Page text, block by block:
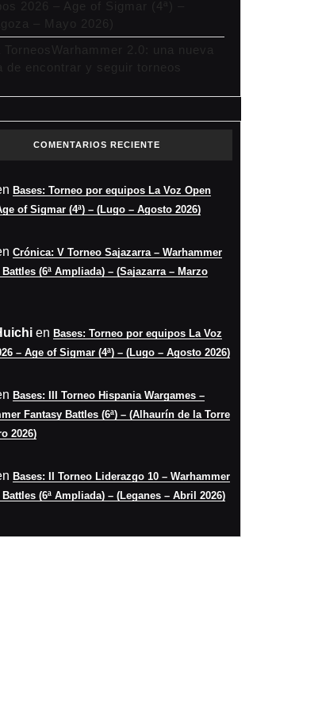
2026 – Age of Sigmar (4ª) –
– Mayo 2026)
TorneosWarhammer 2.0: una nueva
de encontrar y seguir torneos
COMENTARIOS RECIENTE
Bases: Torneo por equipos La Voz Open
of Sigmar (4ª) – (Lugo – Agosto 2026)
Crónica: V Torneo Sajazarra – Warhammer
Battles (6ª Ampliada) – (Sajazarra – Marzo
en Bases: Torneo por equipos La Voz
– Age of Sigmar (4ª) – (Lugo – Agosto 2026)
Bases: III Torneo Hispania Wargames –
Fantasy Battles (6ª) – (Alhaurín de la Torre
2026)
Bases: II Torneo Liderazgo 10 – Warhammer
Battles (6ª Ampliada) – (Leganes – Abril 2026)